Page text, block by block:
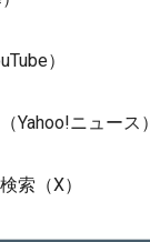
）
Yahoo!ニュース）
索（X）